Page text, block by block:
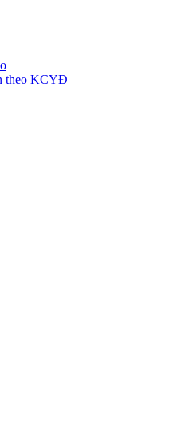
theo KCYĐ